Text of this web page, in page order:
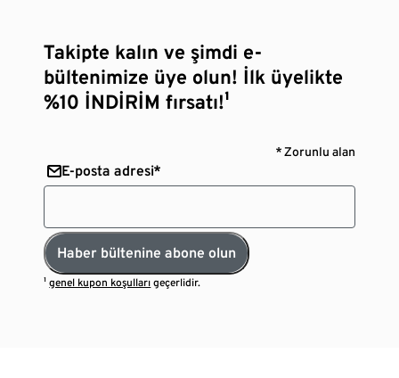
Takipte kalın ve şimdi e-
bültenimize üye olun! İlk üyelikte
%10 İNDİRİM fırsatı!¹
* Zorunlu alan
E-posta adresi*
Haber bültenine abone olun
¹genel kupon koşulları geçerlidir.